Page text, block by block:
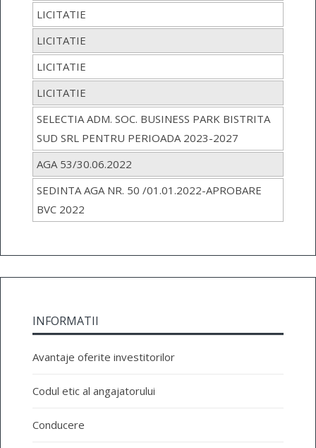
LICITATIE
LICITATIE
LICITATIE
LICITATIE
SELECTIA ADM. SOC. BUSINESS PARK BISTRITA
SUD SRL PENTRU PERIOADA 2023-2027
AGA 53/30.06.2022
SEDINTA AGA NR. 50 /01.01.2022-APROBARE
BVC 2022
INFORMATII
Avantaje oferite investitorilor
Codul etic al angajatorului
Conducere